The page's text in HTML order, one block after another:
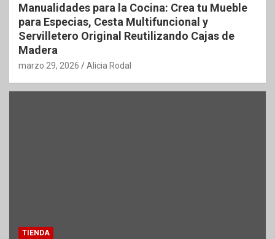
Manualidades para la Cocina: Crea tu Mueble
para Especias, Cesta Multifuncional y
Servilletero Original Reutilizando Cajas de
Madera
marzo 29, 2026 Alicia Rodal
TIENDA